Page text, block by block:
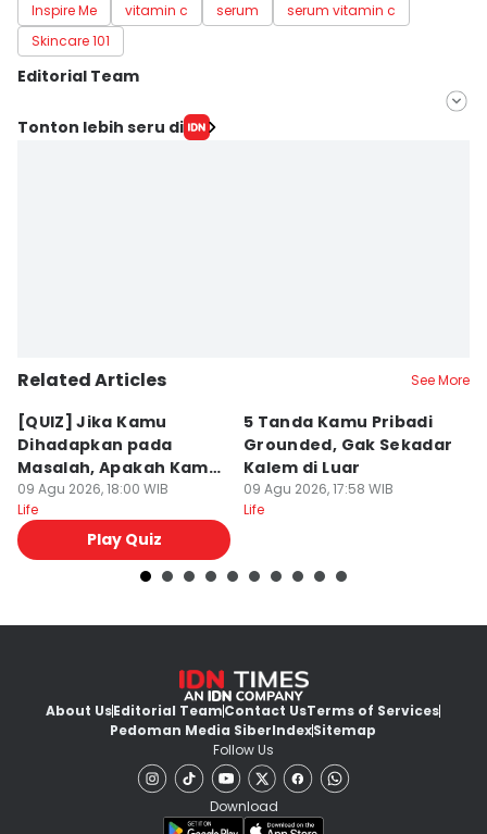
Inspire Me vitamin c serum
serum vitamin c
Skincare 101
Editorial Team
Editor
Tonton lebih seru di
Related Articles See More
[QUIZ] Jika Kamu
Dihadapkan pada
Masalah, Apakah Kamu
Mudah Marah atau
Penyabar?
09 Agu 2026, 18:00 WIB
Life
Play Quiz
5 Tanda Kamu Pribadi
Grounded, Gak Sekadar
Kalem di Luar
09 Agu 2026, 17:58 WIB
Life
About UsEditorial TeamContact UsTerms of Services
Pedoman Media SiberIndexSitemap
Follow Us
Download